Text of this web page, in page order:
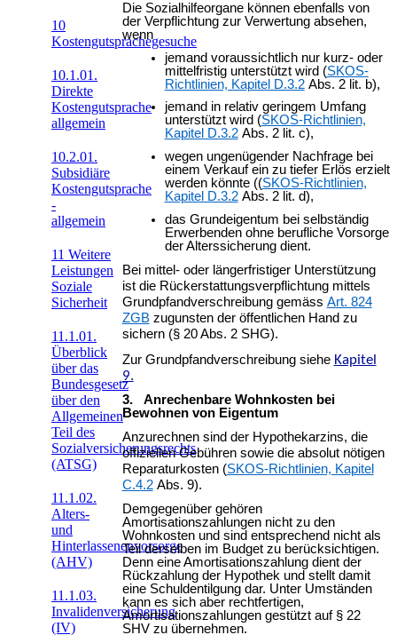
10
Kostengutsprachegesuche
10.1.01.
Direkte
Kostengutsprache
allgemein
10.2.01.
Subsidiäre
Kostengutsprache
-
allgemein
11 Weitere
Leistungen
Soziale
Sicherheit
11.1.01.
Überblick
über das
Bundesgesetz
über den
Allgemeinen
Teil des
Sozialversicherungsrechts
(ATSG)
11.1.02.
Alters-
und
Hinterlassenenvorsorge
(AHV)
11.1.03.
Invalidenversicherung
(IV)
Die Sozialhilfeorgane können ebenfalls von
der Verpflichtung zur Verwertung absehen,
wenn
jemand voraussichtlich nur kurz- oder
mittelfristig unterstützt wird (SKOS-
Richtlinien, Kapitel D.3.2Abs. 2 lit. b),
jemand in relativ geringem Umfang
unterstützt wird (SKOS-Richtlinien,
Kapitel D.3.2Abs. 2 lit. c),
wegen ungenügender Nachfrage bei
einem Verkauf ein zu tiefer Erlös erzielt
werden könnte ((SKOS-Richtlinien,
Kapitel D.3.2Abs. 2 lit. d),
das Grundeigentum bei selbständig
Erwerbenden ohne berufliche Vorsorge
der Alterssicherung dient.
Bei mittel- oder längerfristiger Unterstützung
ist die Rückerstattungsverpflichtung mittels
Grundpfandverschreibung gemäss Art. 824
ZGBzugunsten der öffentlichen Hand zu
sichern (§ 20 Abs. 2 SHG).
Zur Grundpfandverschreibung siehe Kapitel
9.
3. Anrechenbare Wohnkosten bei
Bewohnen von Eigentum
Anzurechnen sind der Hypothekarzins, die
offiziellen Gebühren sowie die absolut nötigen
Reparaturkosten (SKOS-Richtlinien, Kapitel
C.4.2Abs. 9).
Demgegenüber gehören
Amortisationszahlungen nicht zu den
Wohnkosten und sind entsprechend nicht als
Teil derselben im Budget zu berücksichtigen.
Denn eine Amortisationszahlung dient der
Rückzahlung der Hypothek und stellt damit
eine Schuldentilgung dar. Unter Umständen
kann es sich aber rechtfertigen,
Amortisationszahlungen gestützt auf § 22
SHV zu übernehmen.